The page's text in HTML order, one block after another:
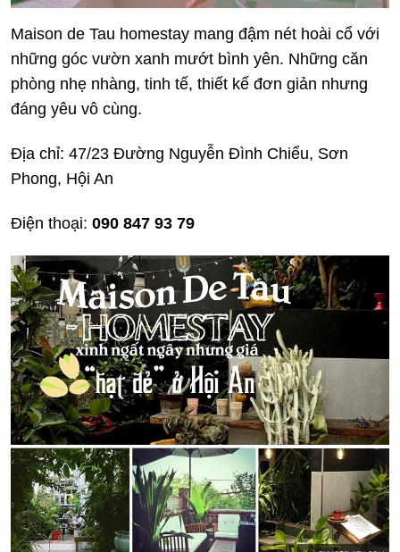
Maison de Tau homestay mang đậm nét hoài cổ với
những góc vườn xanh mướt bình yên. Những căn
phòng nhẹ nhàng, tinh tế, thiết kế đơn giản nhưng
đáng yêu vô cùng.
Địa chỉ: 47/23 Đường Nguyễn Đình Chiểu, Sơn
Phong, Hội An
Điện thoại: 090 847 93 79